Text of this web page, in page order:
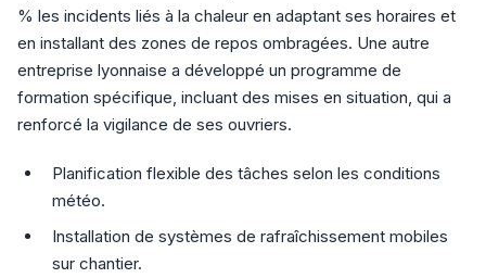
% les incidents liés à la chaleur en adaptant ses horaires et
en installant des zones de repos ombragées. Une autre
entreprise lyonnaise a développé un programme de
formation spécifique, incluant des mises en situation, qui a
renforcé la vigilance de ses ouvriers.
Planification flexible des tâches selon les conditions
météo.
Installation de systèmes de rafraîchissement mobiles
sur chantier.